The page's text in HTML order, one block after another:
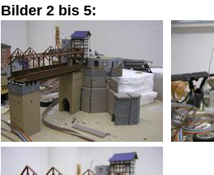
Bilder 2 bis 5: